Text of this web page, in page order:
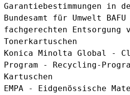
Garantiebestimmungen in
Bundesamt für Umwelt BAFU
fachgerechten Entsorgung
Tonerkartuschen
Konica Minolta Global -
Program - Recycling-
Kartuschen
EMPA - Eidgenössische